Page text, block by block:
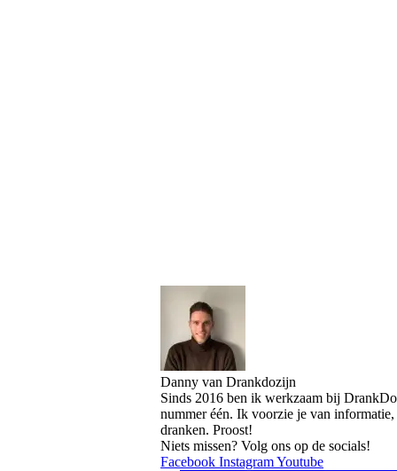
Danny van Drankdozijn
Sinds 2016 ben ik werkzaam bij
nummer één. Ik voorzie je van
dranken. Proost!
Niets missen? Volg ons op de socials!
Facebook InstagramYoutube